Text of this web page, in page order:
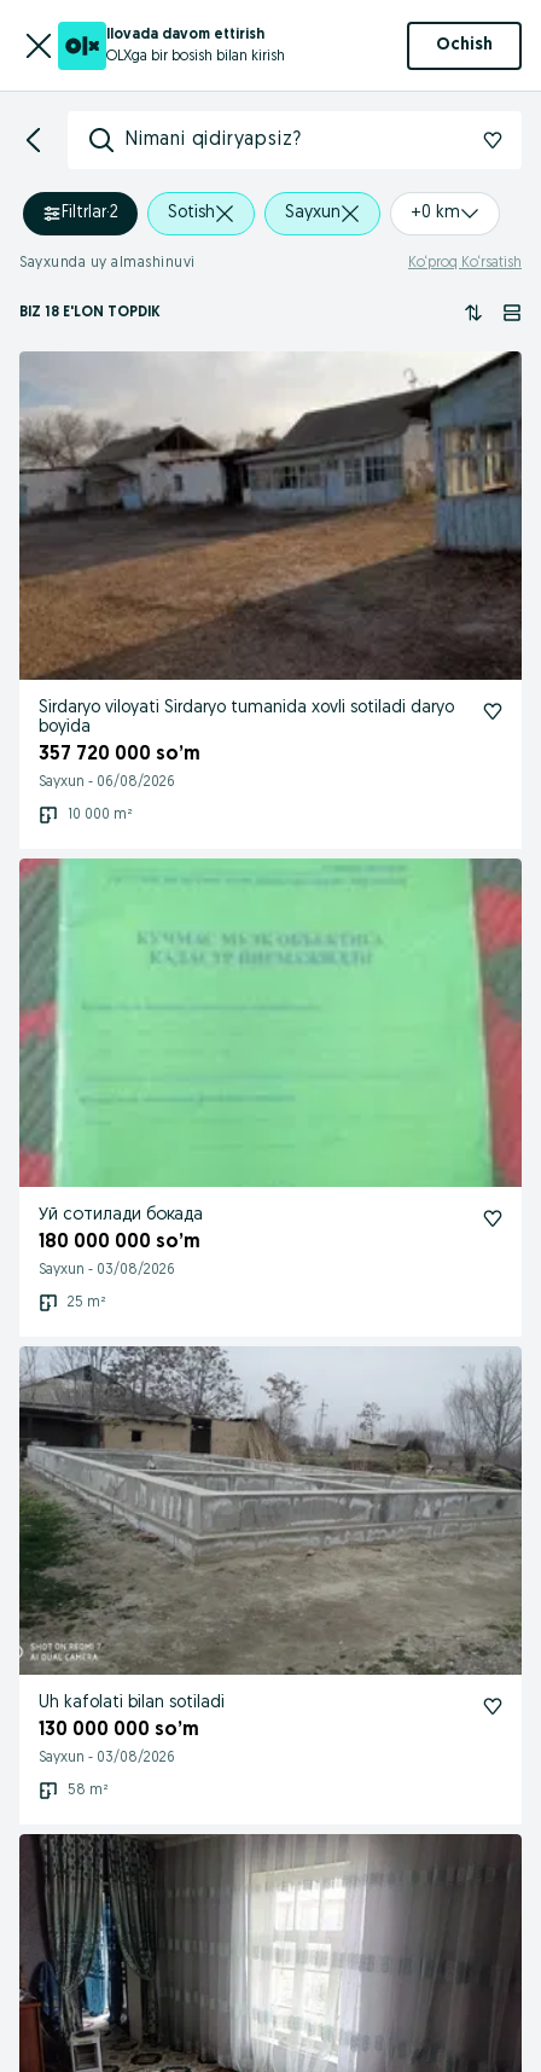
Ilovada davom ettirish
OLXga bir bosish bilan kirish
Ochish
Nimani qidiryapsiz?
Filtrlar·2 Sotish Sayxun +0 km
Sayxunda uy almashinuvi Ko‘proq Ko‘rsatish
BIZ 18 E'LON TOPDIK
Sirdaryo viloyati Sirdaryo tumanida xovli sotiladi daryo
boyida
357 720 000 so’m
Sayxun - 06/08/2026
10 000 m²
Уй сотилади бокада
180 000 000 so’m
Sayxun - 03/08/2026
25 m²
Uh kafolati bilan sotiladi
130 000 000 so’m
Sayxun - 03/08/2026
58 m²